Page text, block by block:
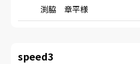
渕脇 章平様
speed3